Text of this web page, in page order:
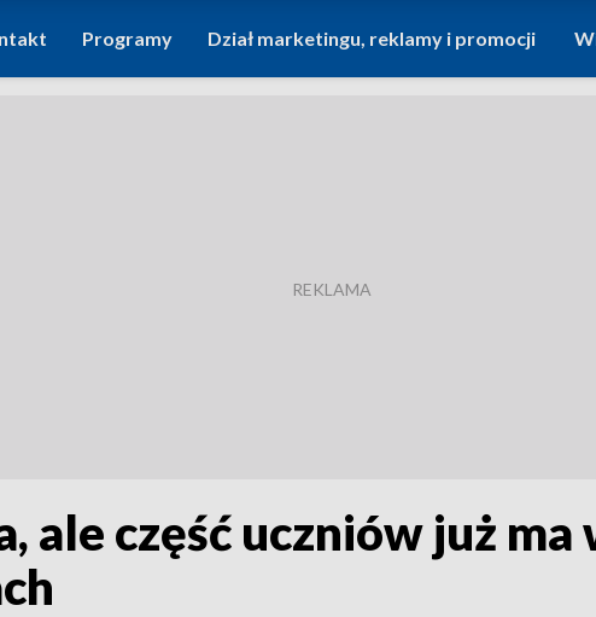
Programy Dział marketingu, reklamy i promocji
ale część uczniów już